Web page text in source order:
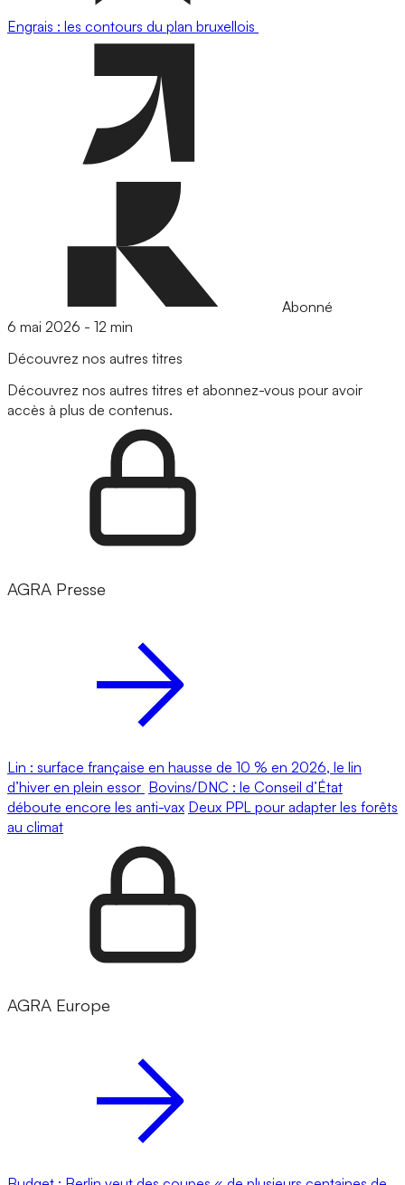
Engrais : les contours du plan bruxellois
Abonné
6 mai 2026 - 12 min
Découvrez nos autres titres
Découvrez nos autres titres et abonnez-vous pour avoir
accès à plus de contenus.
AGRA Presse
Lin : surface française en hausse de 10 % en 2026, le lin
d’hiver en plein essor Bovins/DNC : le Conseil d’État
déboute encore les anti-vax Deux PPL pour adapter les forêts
au climat
AGRA Europe